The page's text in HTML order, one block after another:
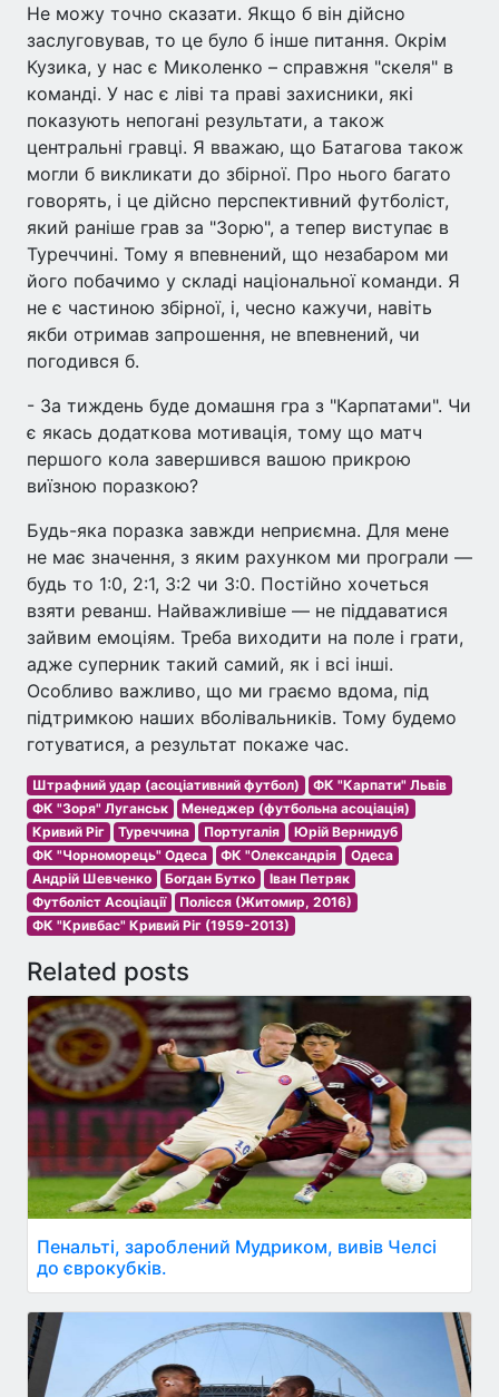
Не можу точно сказати. Якщо б він дійсно
заслуговував, то це було б інше питання. Окрім
Кузика, у нас є Миколенко – справжня "скеля" в
команді. У нас є ліві та праві захисники, які
показують непогані результати, а також
центральні гравці. Я вважаю, що Батагова також
могли б викликати до збірної. Про нього багато
говорять, і це дійсно перспективний футболіст,
який раніше грав за "Зорю", а тепер виступає в
Туреччині. Тому я впевнений, що незабаром ми
його побачимо у складі національної команди. Я
не є частиною збірної, і, чесно кажучи, навіть
якби отримав запрошення, не впевнений, чи
погодився б.
- За тиждень буде домашня гра з "Карпатами". Чи
є якась додаткова мотивація, тому що матч
першого кола завершився вашою прикрою
виїзною поразкою?
Будь-яка поразка завжди неприємна. Для мене
не має значення, з яким рахунком ми програли —
будь то 1:0, 2:1, 3:2 чи 3:0. Постійно хочеться
взяти реванш. Найважливіше — не піддаватися
зайвим емоціям. Треба виходити на поле і грати,
адже суперник такий самий, як і всі інші.
Особливо важливо, що ми граємо вдома, під
підтримкою наших вболівальників. Тому будемо
готуватися, а результат покаже час.
Штрафний удар (асоціативний футбол)
ФК "Карпати" Львів
ФК "Зоря" Луганськ
Менеджер (футбольна асоціація)
Кривий Ріг
Туреччина Португалія
Юрій Вернидуб
ФК "Чорноморець" Одеса
ФК "Олександрія
Одеса
Андрій Шевченко
Богдан Бутко
Іван Петряк
Футболіст Асоціації
Полісся (Житомир, 2016)
ФК "Кривбас" Кривий Ріг (1959-2013)
Related posts
Пенальті, зароблений Мудриком, вивів Челсі
до єврокубків.